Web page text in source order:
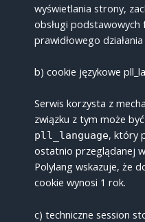
wyświetlania strony,
obsługi podstawowych
prawidłowego
b) cookie językowe
Serwis korzysta z
związku z tym może
pll_language, który
ostatnio przeglądanej
Polylang wskazuje, że
cookie wynosi 1 rok.
c) techniczne session